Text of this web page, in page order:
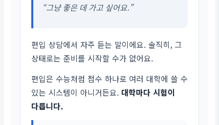
“그냥 좋은 데 가고 싶어요.”
편입 상담에서 자주 듣는 말이에요. 솔직히, 그
상태로는 준비를 시작할 수가 없어요.
편입은 수능처럼 점수 하나로 여러 대학에 쓸 수
있는 시스템이 아니거든요. 대학마다 시험이
다릅니다.